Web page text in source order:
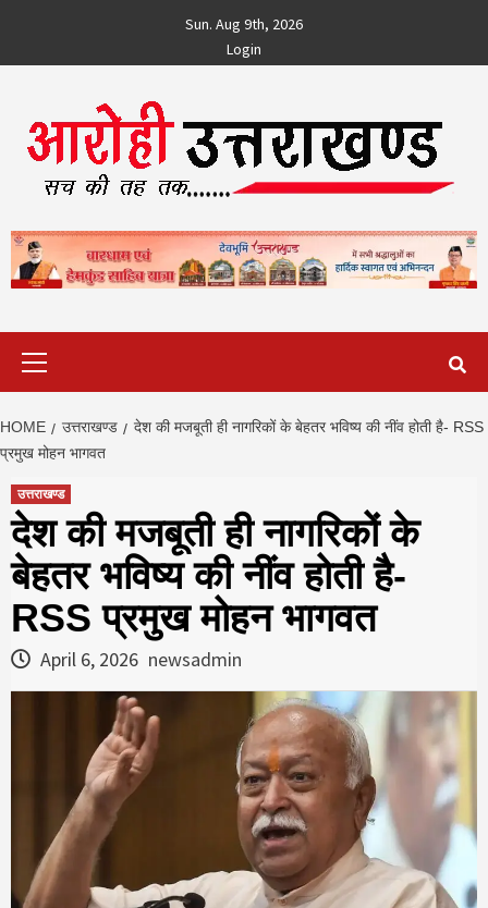
content
Sun. Aug 9th, 2026
Login
HOME उत्तराखण्ड
देश की मजबूती ही नागरिकों के बेहतर भविष्य की नींव होती है- RSS
प्रमुख मोहन भागवत
उत्तराखण्ड
देश की मजबूती ही नागरिकों के
बेहतर भविष्य की नींव होती है-
RSS प्रमुख मोहन भागवत
April 6, 2026 newsadmin